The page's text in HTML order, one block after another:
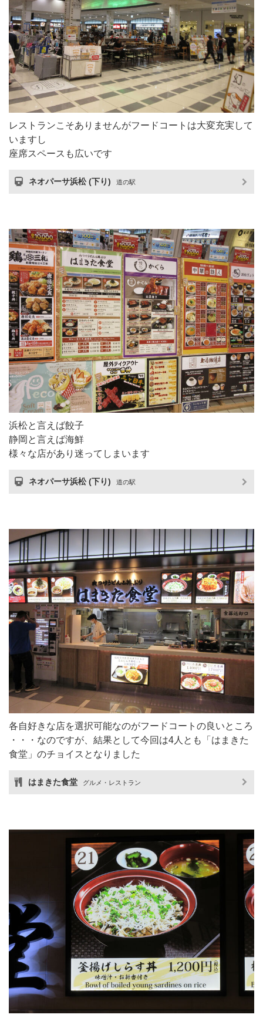
レストランこそありませんがフードコートは大変充実して
いますし
座席スペースも広いです
ネオパーサ浜松 (下り) 道の駅
浜松と言えば餃子
静岡と言えば海鮮
様々な店があり迷ってしまいます
ネオパーサ浜松 (下り) 道の駅
各自好きな店を選択可能なのがフードコートの良いところ
・・・なのですが、結果として今回は4人とも「はまきた
食堂」のチョイスとなりました
はまきた食堂 グルメ・レストラン